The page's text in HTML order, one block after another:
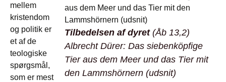
Tilbedelsen af dyret(Åb 13,2)
Albrecht Dürer: Das siebenköpfige
Tier aus dem Meer und das Tier mit
den Lammshörnern (udsnit)
mellem
kristendom
og politik er
et af de
teologiske
spørgsmål,
som er mest